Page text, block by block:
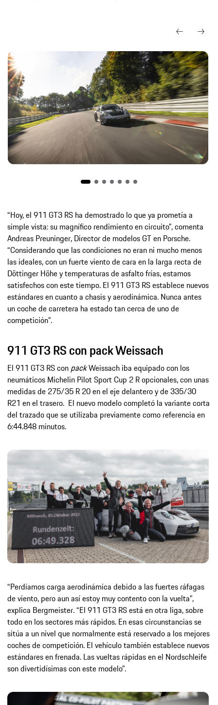
“Hoy, el 911 GT3 RS ha demostrado lo que ya prometía a
simple vista: su magnífico rendimiento en circuito”, comenta
Andreas Preuninger, Director de modelos GT en Porsche.
“Considerando que las condiciones no eran ni mucho menos
las ideales, con un fuerte viento de cara en la larga recta de
Döttinger Höhe y temperaturas de asfalto frías, estamos
satisfechos con este tiempo. El 911 GT3 RS establece nuevos
estándares en cuanto a chasis y aerodinámica. Nunca antes
un coche de carretera ha estado tan cerca de uno de
competición”.
911 GT3 RS con pack Weissach
El 911 GT3 RS con packWeissach iba equipado con los
neumáticos Michelin Pilot Sport Cup 2 R opcionales, con unas
medidas de 275/35 R 20 en el eje delantero y de 335/30
R21 en el trasero. El nuevo modelo completó la variante corta
del trazado que se utilizaba previamente como referencia en
6:44.848 minutos.
“Perdíamos carga aerodinámica debido a las fuertes ráfagas
de viento, pero aun así estoy muy contento con la vuelta”,
explica Bergmeister. “El 911 GT3 RS está en otra liga, sobre
todo en los sectores más rápidos. En esas circunstancias se
sitúa a un nivel que normalmente está reservado a los mejores
coches de competición. El vehículo también establece nuevos
estándares en frenada. Las vueltas rápidas en el Nordschleife
son divertidísimas con este modelo”.